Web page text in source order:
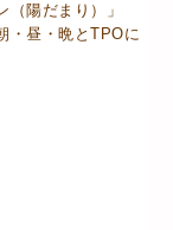
陽だまり）」
・昼・晩とTPOに